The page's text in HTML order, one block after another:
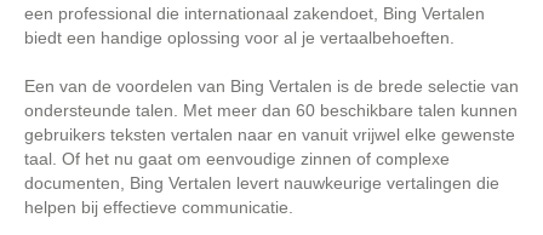
een professional die internationaal zakendoet, Bing Vertalen
biedt een handige oplossing voor al je vertaalbehoeften.
Een van de voordelen van Bing Vertalen is de brede selectie van
ondersteunde talen. Met meer dan 60 beschikbare talen kunnen
gebruikers teksten vertalen naar en vanuit vrijwel elke gewenste
taal. Of het nu gaat om eenvoudige zinnen of complexe
documenten, Bing Vertalen levert nauwkeurige vertalingen die
helpen bij effectieve communicatie.